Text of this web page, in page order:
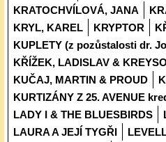
KRATOCHVÍLOVÁ, JANA
KRYL, KAREL
KRYPTOR
KUPLETY (z pozůstalosti dr.
KŘÍŽEK, LADISLAV &
KUČAJ, MARTIN & PROUD
KURTIZÁNY Z 25. AVENUE
LADY I & THE BLUESBIRDS
LAURA A JEJÍ TYGŘI